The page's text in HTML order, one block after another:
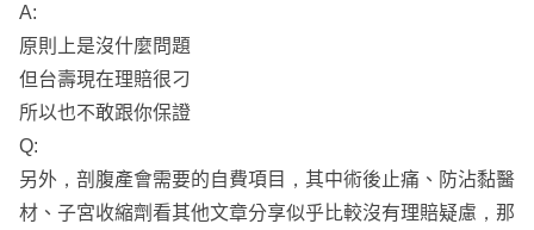
🎯新生兒規劃重點:一個月保費2000初
🚨醫療險
兒童免疫系統尚未健全，生病機會頗高，建議住院住單人
房，可以避免受到其他病友干擾，除了實支實付的住院額度
外，利用住院日額，拉高住院病房費已達單人房費用；手術
險增加理賠金額。
A:
原則上是沒什麼問題
但台壽現在理賠很刁
所以也不敢跟你保證
Q:
另外，剖腹產會需要的自費項目，其中術後止痛、防沾黏醫
材、子宮收縮劑看其他文章分享似乎比較沒有理賠疑慮，那